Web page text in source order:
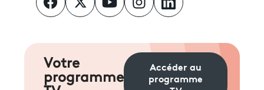
Votre
programme
Accéder au
programme